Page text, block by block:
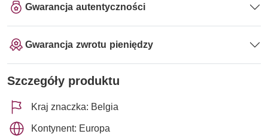
Gwarancja autentyczności
Gwarancja zwrotu pieniędzy
Szczegóły produktu
Kraj znaczka: Belgia
Kontynent: Europa